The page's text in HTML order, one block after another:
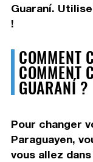
Guaraní.
!
COMMENT
COMMENT
GUARANÍ ?
Pour changer
Paraguayen,
vous allez